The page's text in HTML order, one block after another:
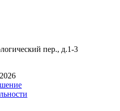
пер., д.1-3